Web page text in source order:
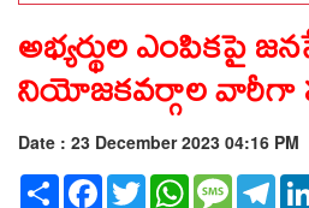
అభ్యర్థుల ఎంపికపై
నియోజకవర్గాల వారీగా
Date : 23 December 2023 04:16 PM
Share Facebook
TwitterWhatsAppMessage